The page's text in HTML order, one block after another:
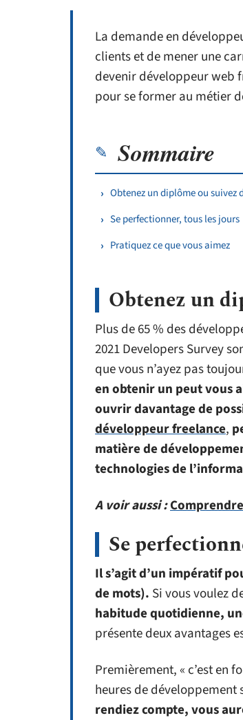
La demande en
clients et de mener une
devenir développeur web
pour se former au métier
Sommaire
Obtenez un diplôme ou suivez
Se perfectionner, tous les jours
Pratiquez ce que vous aimez
Obtenez un
Plus de 65 % des
2021 Developers Survey
que vous n’ayez pas
en obtenir un peut vous
ouvrir davantage de
développeur freelance,
matière de
technologies de
A voir aussi :
Se
Il s’agit d’un impératif
de mots). Si vous voulez
habitude quotidienne,
présente deux avantages
Premièrement, « c’est en
heures de
rendiez compte, vous